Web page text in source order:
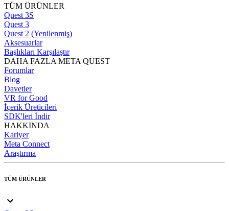
TÜM ÜRÜNLER
Quest 3S
Quest 3
Quest 2 (Yenilenmiş)
Aksesuarlar
Başlıkları Karşılaştır
DAHA FAZLA META QUEST
Forumlar
Blog
Davetler
VR for Good
İçerik Üreticileri
SDK'leri İndir
HAKKINDA
Kariyer
Meta Connect
Araştırma
TÜM ÜRÜNLER